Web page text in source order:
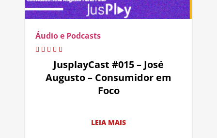
Áudio e Podcasts
JusplayCast #015 – José
Augusto – Consumidor em
Foco
LEIA MAIS